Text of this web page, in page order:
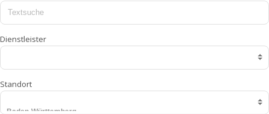
Dienstleister
Standort